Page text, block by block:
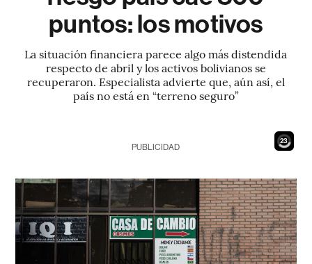
puntos: los motivos
La situación financiera parece algo más distendida
respecto de abril y los activos bolivianos se
recuperaron. Especialista advierte que, aún así, el
país no está en “terreno seguro”
21
PUBLICIDAD